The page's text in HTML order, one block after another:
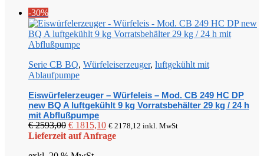
-30%
Serie CB BQ, Würfeleiserzeuger, luftgekühlt mit
Ablaufpumpe
Eiswürfelerzeuger – Würfeleis – Mod. CB 249 HC DP
new BQ A luftgekühlt 9 kg Vorratsbehälter 29 kg / 24 h
mit Abflußpumpe
€2593,00 Ursprünglicher
Preis
€ 1815,10Aktueller
Preis
€ 2178,12 inkl. MwSt
Lieferzeit auf Anfrage